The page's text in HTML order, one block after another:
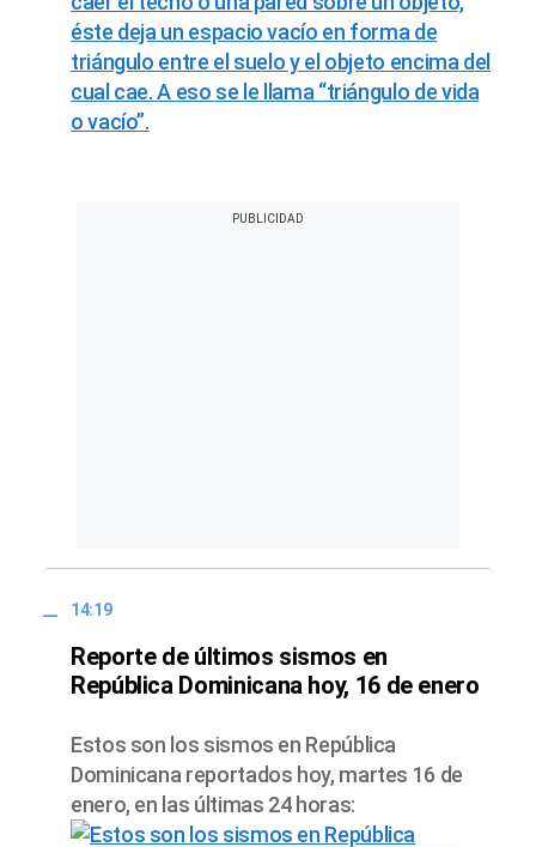
14:19
Reporte de últimos sismos en
República Dominicana hoy, 16 de enero
Estos son los sismos en República
Dominicana reportados hoy, martes 16 de
enero, en las últimas 24 horas: